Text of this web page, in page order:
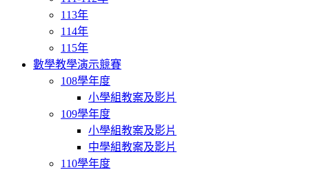
113年
114年
115年
數學教學演示競賽
108學年度
小學組教案及影片
109學年度
小學組教案及影片
中學組教案及影片
110學年度